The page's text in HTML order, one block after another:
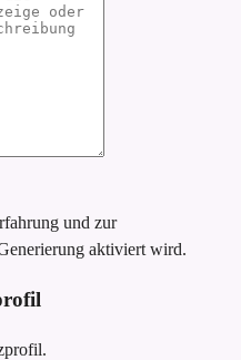
und zur
aktiviert wird.